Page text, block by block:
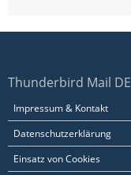
Thunderbird Mail DE
Impressum & Kontakt
Datenschutzerklärung
Einsatz von Cookies